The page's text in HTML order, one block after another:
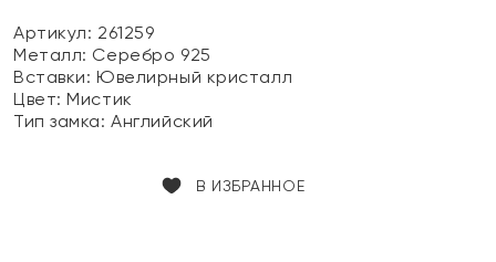
Артикул: 261259
Металл: Серебро 925
Вставки:Ювелирный кристалл
Цвет:Мистик
Тип замка:Английский
В ИЗБРАННОЕ